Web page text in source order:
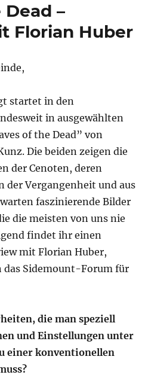
dekopause
Magazin
–
Florian Huber
startet in den
in ausgewählten
of the Dead” von
Die beiden zeigen die
der Cenoten, deren
der Vergangenheit und aus
faszinierende Bilder
die meisten von uns nie
findet ihr einen
mit Florian Huber,
das Sidemount-Forum für
die man speziell
und Einstellungen unter
einer konventionellen